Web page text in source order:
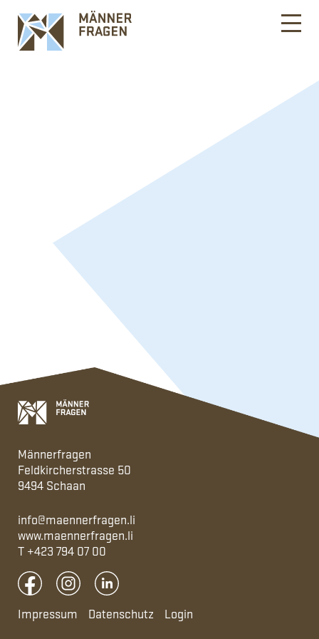
Männerfragen
Feldkircherstrasse 50
9494 Schaan
info@maennerfragen.li
www.maennerfragen.li
T +423 794 07 00
Impressum Datenschutz Login